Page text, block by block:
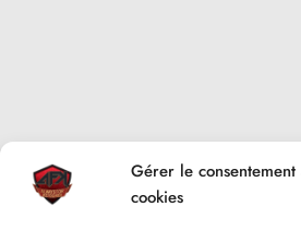
Gérer le consentement
cookies